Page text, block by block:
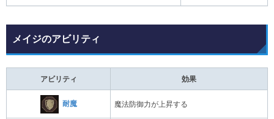
メイジのアビリティ
アビリティ 効果
耐魔 魔法防御力が上昇する